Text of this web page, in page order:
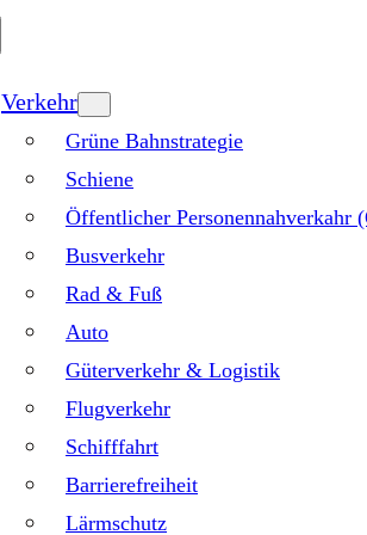
Verkehr
Grüne Bahnstrategie
Schiene
Öffentlicher Personennahverkahr
Busverkehr
Rad & Fuß
Auto
Güterverkehr & Logistik
Flugverkehr
Schifffahrt
Barrierefreiheit
Lärmschutz